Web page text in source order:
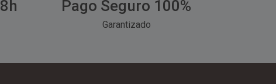
Pago Seguro 100%
Garantizado